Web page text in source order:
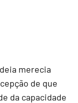
merecia
de que
da capacidade